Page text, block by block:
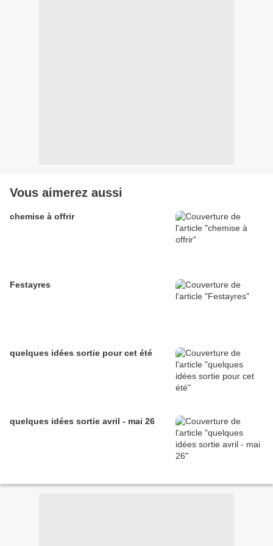
Vous aimerez aussi
chemise à offrir
Festayres
quelques idées sortie pour cet été
quelques idées sortie avril - mai 26